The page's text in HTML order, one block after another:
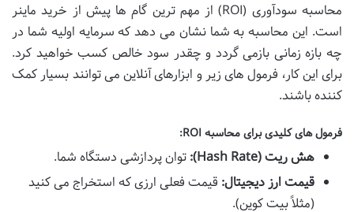
محاسبه سودآوری (ROI) از مهم ترین گام ها پیش از خرید ماینر
است. این محاسبه به شما نشان می دهد که سرمایه اولیه شما در
چه بازه زمانی بازمی گردد و چقدر سود خالص کسب خواهید کرد.
برای این کار، فرمول های زیر و ابزارهای آنلاین می توانند بسیار کمک
کننده باشند.
فرمول های کلیدی برای محاسبه ROI:
هش ریت (Hash Rate):
توان پردازشی دستگاه شما.
قیمت ارز دیجیتال: قیمت فعلی ارزی که استخراج می کنید
(مثلاً بیت کوین).